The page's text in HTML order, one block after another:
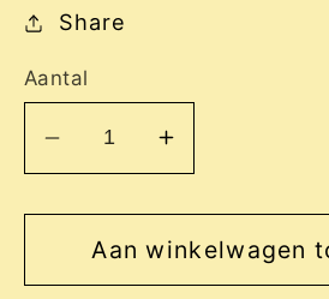
Share
Aantal
Aantal
verlagen
voor
Dageraad
Aantal
verhogen
voor
De
Dageraad
Aan winkelwagen